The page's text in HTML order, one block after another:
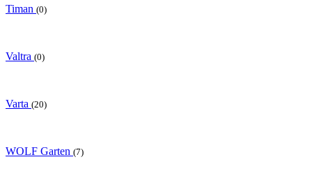
Timan (0)
Valtra (0)
Varta (20)
WOLF Garten (7)